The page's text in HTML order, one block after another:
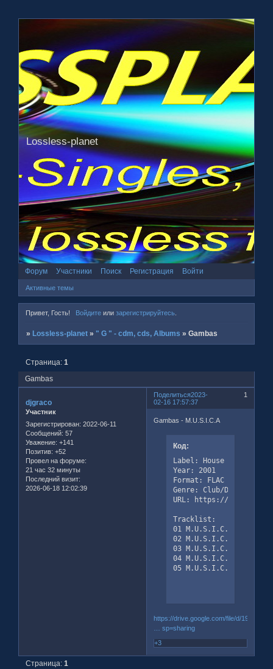
Lossless-planet
Форум Участники Поиск Регистрация Войти
Активные темы
Привет, Гость! Войдитеили зарегистрируйтесь.
» Lossless-planet » " G " - cdm, cds, Albums »Gambas
Gambas
Страница:1
Поделиться 1
2023-
02-16 17:57:37
djgraco
Участник
Зарегистрирован: 2022-06-11
Сообщений: 57
Уважение: +141
Позитив: +52
Провел на форуме:
21 час 32 минуты
Последний визит:
2026-06-18 12:02:39
Gambas - M.U.S.I.C.A
Код:
Label: House Nation,
Year: 2001
Format: FLAC
Genre: Club/Dance
URL: https://
Tracklist:
01 M.U.S.I.C.A (Short
02 M.U.S.I.C.A (Club
03 M.U.S.I.C.A (DJ
04 M.U.S.I.C.A
05 M.U.S.I.C.A (Tecno
https://drive.google.com/file/d/19QseIJ
… sp=sharing
+3
Страница:1